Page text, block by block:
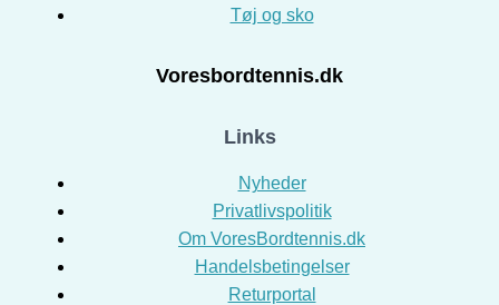
Tøj og sko
Voresbordtennis.dk
Links
Nyheder
Privatlivspolitik
Om VoresBordtennis.dk
Handelsbetingelser
Returportal